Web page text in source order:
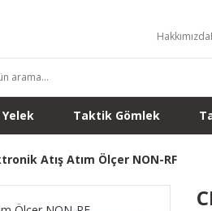
Hakkımızda
Taktik Gömlek
Atış Atım Ölçer NON-RF